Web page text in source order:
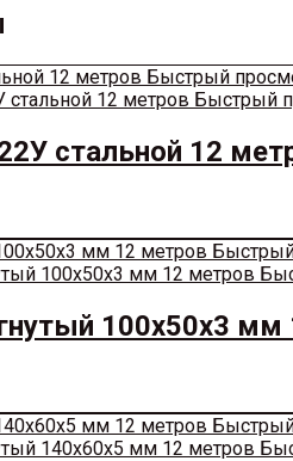
Быстрый
Быстрый
стальной 12
100х50х3 мм